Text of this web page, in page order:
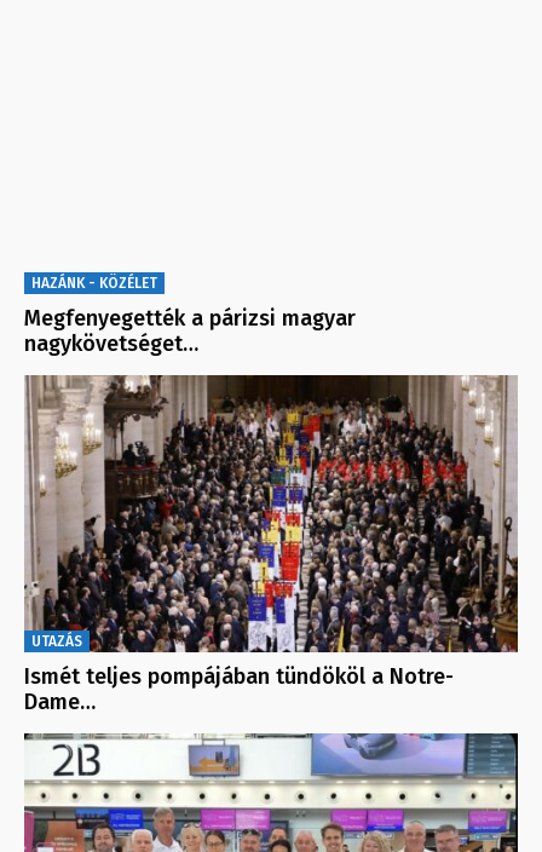
HAZÁNK - KÖZÉLET
Megfenyegették a párizsi magyar
nagykövetséget…
UTAZÁS
Ismét teljes pompájában tündököl a Notre-
Dame…